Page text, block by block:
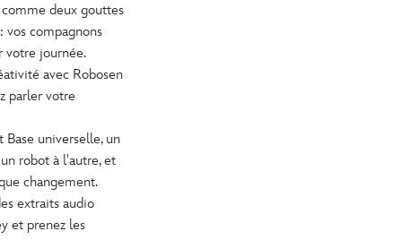
deux gouttes
vos compagnons
votre journée.
avec Robosen
parler votre
universelle, un
robot à l'autre, et
changement.
extraits audio
et prenez les